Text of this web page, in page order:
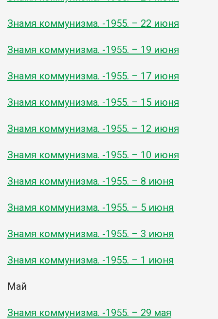
Знамя коммунизма. -1955. – 22 июня
Знамя коммунизма. -1955. – 19 июня
Знамя коммунизма. -1955. – 17 июня
Знамя коммунизма. -1955. – 15 июня
Знамя коммунизма. -1955. – 12 июня
Знамя коммунизма. -1955. – 10 июня
Знамя коммунизма. -1955. – 8 июня
Знамя коммунизма. -1955. – 5 июня
Знамя коммунизма. -1955. – 3 июня
Знамя коммунизма. -1955. – 1 июня
Май
Знамя коммунизма. -1955. – 29 мая